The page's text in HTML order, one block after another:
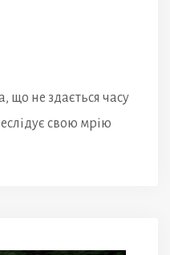
що не здається часу
свою мрію